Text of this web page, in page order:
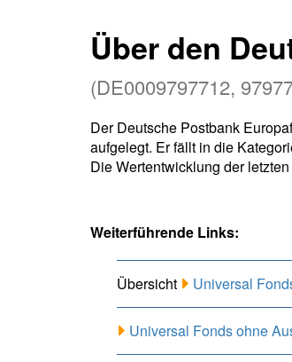
Über den
(DE0009797712,
Der Deutsche Postbank
aufgelegt. Er fällt in die
Die Wertentwicklung der
Weiterführende Links:
Übersicht Universal
Universal Fonds ohne